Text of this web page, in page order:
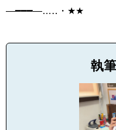
―━━━―…‥・★★
執